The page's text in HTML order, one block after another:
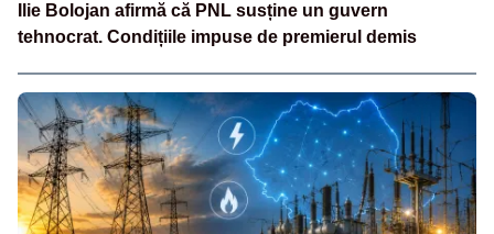
Ilie Bolojan afirmă că PNL susține un guvern
tehnocrat. Condițiile impuse de premierul demis